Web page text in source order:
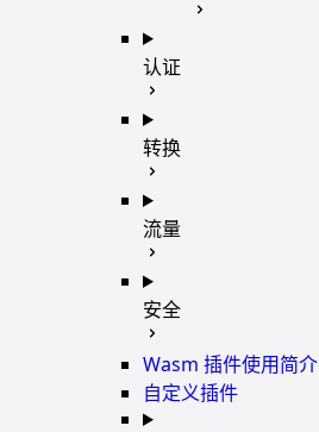
认证
转换
流量
安全
Wasm 插件使用简介
自定义插件